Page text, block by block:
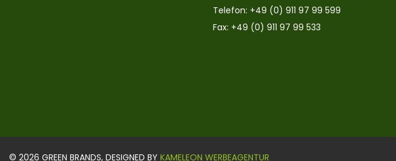
Telefon: +49 (0) 911 97 99 599
Fax: +49 (0) 911 97 99 533
© 2026 GREEN BRANDS, DESIGNED BY KAMELEON WERBEAGENTUR